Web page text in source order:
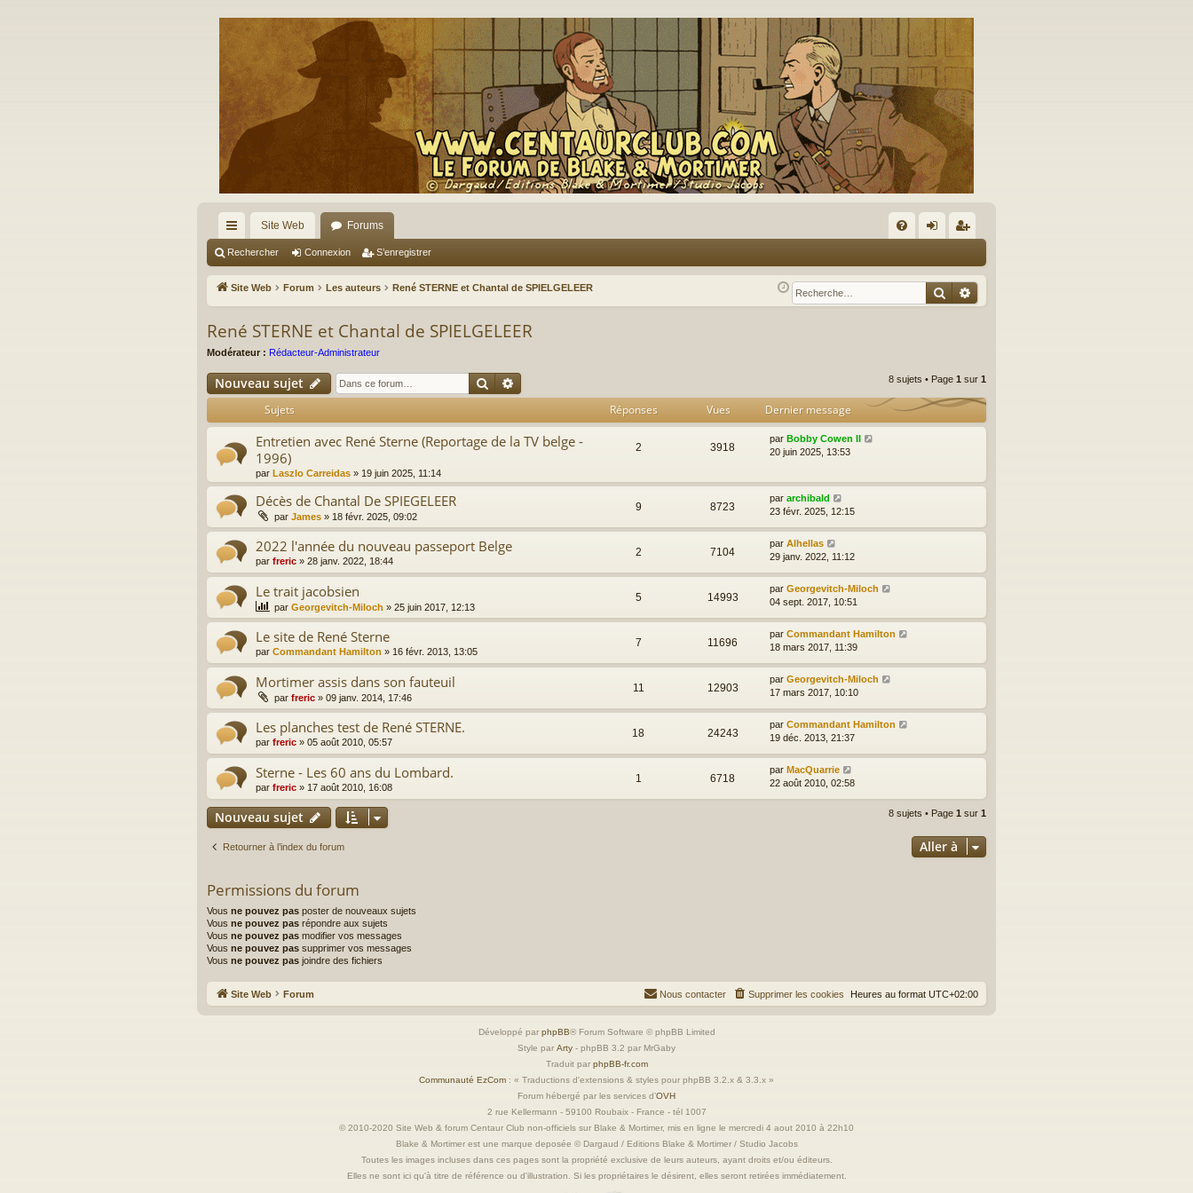
cc
ès
ra
pi
de
Site Web Forums
Q ne
xi
nr
eg
r
Rechercher Connexion S’enregistrer
Site Web Forum Les auteurs René STERNE et Chantal de SPIELGELEER Rechercher
Recherche avancée
René STERNE et Chantal de SPIELGELEER
Modérateur : Rédacteur-Administrateur
Nouveau sujet Rechercher 8 sujets • Page 1 sur 1
Sujets Réponses Vues Dernier message
Entretien avec René Sterne (Reportage de la TV belge -
1996)
par Laszlo Carreidas » 19 juin 2025, 11:14
2 3918
par Bobby Cowen II
20 juin 2025, 13:53
Décès de Chantal De SPIEGELEER
par James » 18 févr. 2025, 09:02
9 8723
par archibald
23 févr. 2025, 12:15
2022 l'année du nouveau passeport Belge
par freric » 28 janv. 2022, 18:44
2 7104
par Alhellas
29 janv. 2022, 11:12
Le trait jacobsien
par Georgevitch-Miloch » 25 juin 2017, 12:13
5 14993
par Georgevitch-Miloch
04 sept. 2017, 10:51
Le site de René Sterne
par Commandant Hamilton » 16 févr. 2013, 13:05
7 11696
par Commandant Hamilton
18 mars 2017, 11:39
Mortimer assis dans son fauteuil
par freric » 09 janv. 2014, 17:46
11 12903
par Georgevitch-Miloch
17 mars 2017, 10:10
Les planches test de René STERNE.
par freric » 05 août 2010, 05:57
18 24243
par Commandant Hamilton
19 déc. 2013, 21:37
Sterne - Les 60 ans du Lombard.
par freric » 17 août 2010, 16:08
1 6718
par MacQuarrie
22 août 2010, 02:58
Nouveau sujet 8 sujets • Page 1 sur 1
Retourner à l’index du forum Aller à
Permissions du forum
Vous ne pouvez pas poster de nouveaux sujets
Vous ne pouvez pas répondre aux sujets
Vous ne pouvez pas modifier vos messages
Vous ne pouvez pas supprimer vos messages
Vous ne pouvez pas joindre des fichiers
Site Web Forum Heures au format UTC+02:00
Supprimer les cookies
Nous contacter
Développé par phpBB® Forum Software © phpBB Limited
Style par Arty - phpBB 3.2 par MrGaby
Traduit par phpBB-fr.com
Communauté EzCom : « Traductions d'extensions & styles pour phpBB 3.2.x & 3.3.x »
Forum hébergé par les services d’OVH
2 rue Kellermann - 59100 Roubaix - France - tél 1007
© 2010-2020 Site Web & forum Centaur Club non-officiels sur Blake & Mortimer, mis en ligne le mercredi 4 aout 2010 à 22h10
Blake & Mortimer est une marque deposée © Dargaud / Editions Blake & Mortimer / Studio Jacobs
Toutes les images incluses dans ces pages sont la propriété exclusive de leurs auteurs, ayant droits et/ou éditeurs.
Elles ne sont ici qu'à titre de référence ou d'illustration. Si les propriétaires le désirent, elles seront retirées immédiatement.